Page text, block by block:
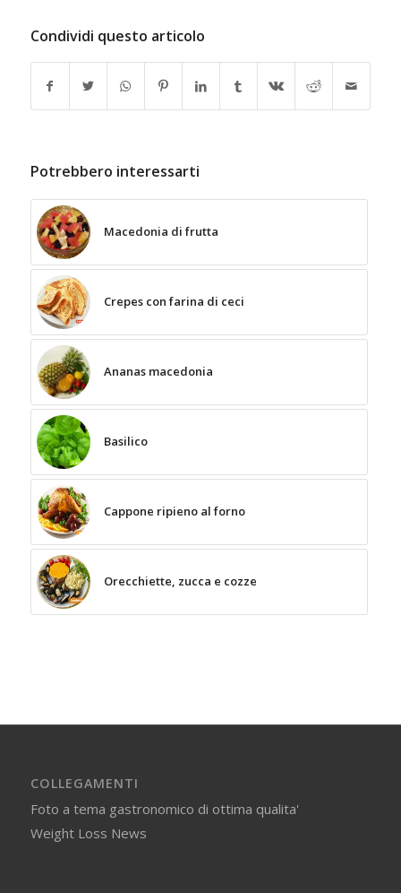
Condividi questo articolo
Potrebbero interessarti
Macedonia di frutta
Crepes con farina di ceci
Ananas macedonia
Basilico
Cappone ripieno al forno
Orecchiette, zucca e cozze
COLLEGAMENTI
Foto a tema gastronomico di ottima qualita'
Weight Loss News